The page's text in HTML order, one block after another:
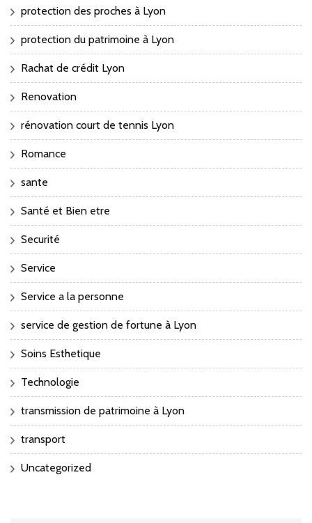
protection des proches à Lyon
protection du patrimoine à Lyon
Rachat de crédit Lyon
Renovation
rénovation court de tennis Lyon
Romance
sante
Santé et Bien etre
Securité
Service
Service a la personne
service de gestion de fortune à Lyon
Soins Esthetique
Technologie
transmission de patrimoine à Lyon
transport
Uncategorized